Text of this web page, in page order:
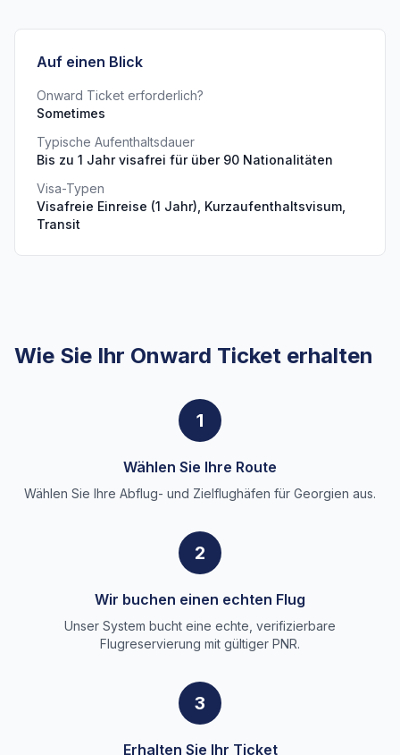
Auf einen Blick
Onward Ticket erforderlich?
Sometimes
Typische Aufenthaltsdauer
Bis zu 1 Jahr visafrei für über 90 Nationalitäten
Visa-Typen
Visafreie Einreise (1 Jahr), Kurzaufenthaltsvisum,
Transit
Wie Sie Ihr Onward Ticket erhalten
1
Wählen Sie Ihre Route
Wählen Sie Ihre Abflug- und Zielflughäfen für Georgien aus.
2
Wir buchen einen echten Flug
Unser System bucht eine echte, verifizierbare
Flugreservierung mit gültiger PNR.
3
Erhalten Sie Ihr Ticket